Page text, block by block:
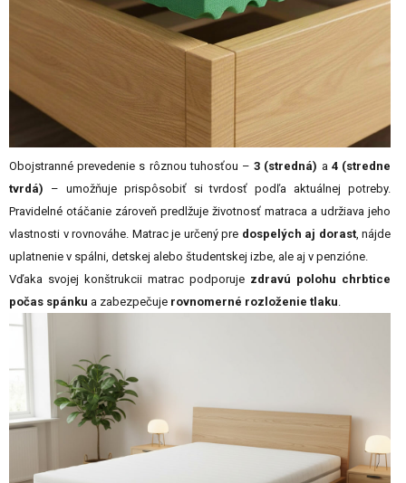
Obojstranné prevedenie s rôznou tuhosťou – 3 (stredná) a4 (stredne
tvrdá) – umožňuje prispôsobiť si tvrdosť podľa aktuálnej potreby.
Pravidelné otáčanie zároveň predlžuje životnosť matraca a udržiava jeho
vlastnosti v rovnováhe. Matrac je určený pre dospelých aj dorast, nájde
uplatnenie v spálni, detskej alebo študentskej izbe, ale aj v penzióne.
Vďaka svojej konštrukcii matrac podporuje zdravú polohu chrbtice
počas spánku a zabezpečuje rovnomerné rozloženie tlaku.